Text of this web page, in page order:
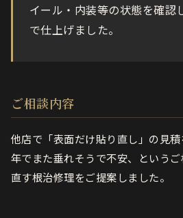
イール・内装等の状態を確認
で仕上げました。
ご相談内容
他店で「表面だけ貼り直し」の見
年でまた垂れそうで不安、という
直す根治修理をご提案しました。